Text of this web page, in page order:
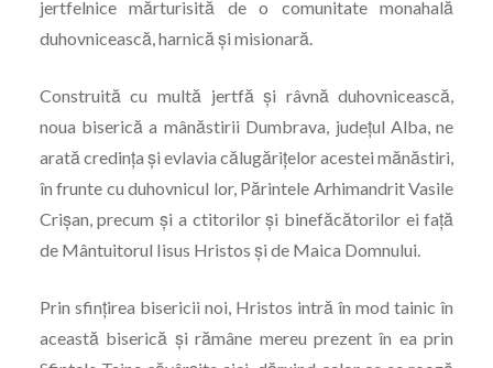
jertfelnice mărturisită de o comunitate monahală
duhovnicească, harnică și misionară.
Construită cu multă jertfă şi râvnă duhovnicească,
noua biserică a mânăstirii Dumbrava, județul Alba, ne
arată credința şi evlavia călugărițelor acestei mănăstiri,
în frunte cu duhovnicul lor, Părintele Arhimandrit Vasile
Crișan, precum şi a ctitorilor şi binefăcătorilor ei faţă
de Mântuitorul Iisus Hristos şi de Maica Domnului.
Prin sfințirea bisericii noi, Hristos intră în mod tainic în
această biserică şi rămâne mereu prezent în ea prin